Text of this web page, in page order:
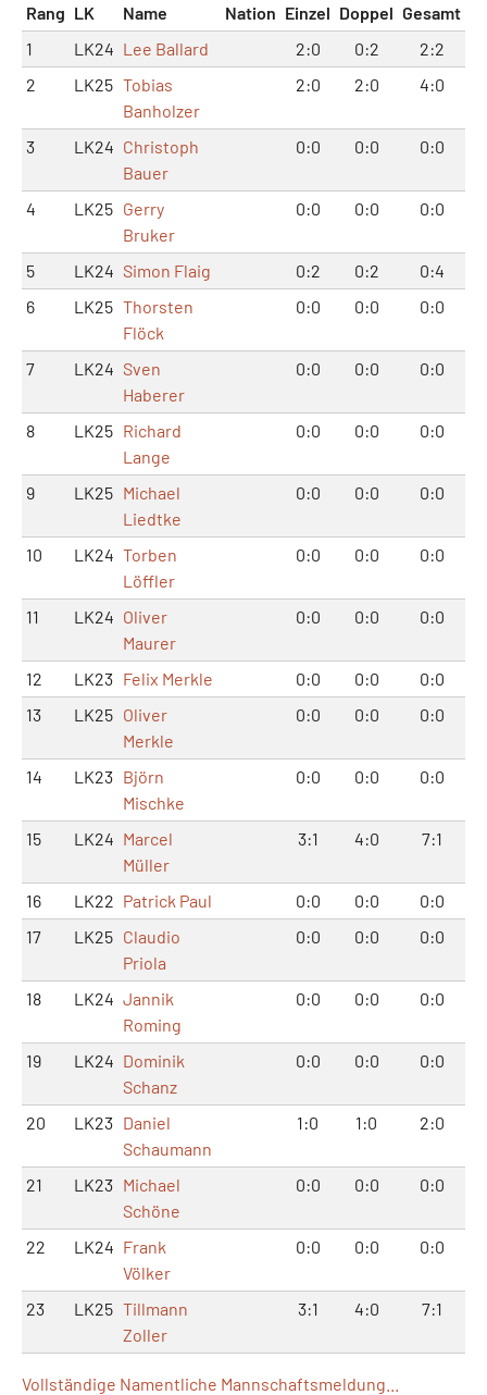
Rang LK Name Nation Einzel Doppel Gesamt
1
LK24 Lee Ballard 2:0 0:2
2:2
2
LK25 Tobias
Banholzer
2:0 2:0 4:0
3 LK24 Christoph
Bauer
0:0 0:0 0:0
4 LK25 Gerry
Bruker
0:0 0:0 0:0
5 LK24 Simon Flaig 0:2 0:2
0:4
6
LK25 Thorsten
Flöck
0:0 0:0 0:0
7 LK24 Sven
Haberer
0:0 0:0 0:0
8 LK25 Richard
Lange
0:0 0:0 0:0
9 LK25 Michael
Liedtke
0:0 0:0 0:0
10 LK24 Torben
Löffler
0:0 0:0 0:0
11 LK24 Oliver
Maurer
0:0 0:0 0:0
12 LK23 Felix Merkle 0:0 0:0
0:0
13
LK25 Oliver
Merkle
0:0 0:0 0:0
14 LK23 Björn
Mischke
0:0 0:0 0:0
15 LK24 Marcel
Müller
3:1 4:0 7:1
16 LK22 Patrick Paul 0:0 0:0
0:0
17
LK25 Claudio
Priola
0:0 0:0 0:0
18 LK24 Jannik
Roming
0:0 0:0 0:0
19 LK24 Dominik
Schanz
0:0 0:0 0:0
20 LK23 Daniel
Schaumann
1:0 1:0 2:0
21 LK23 Michael
Schöne
0:0 0:0 0:0
22 LK24 Frank
Völker
0:0 0:0 0:0
23 LK25 Tillmann
Zoller
3:1 4:0 7:1
Vollständige Namentliche Mannschaftsmeldung...